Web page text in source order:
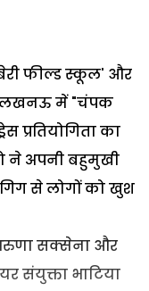
फील्ड स्कूल' और
लखनऊ में "चंपक
प्रतियोगिता का
ने अपनी बहुमुखी
से लोगों को खुश
अरुणा सक्सेना और
संयुक्ता भाटिया